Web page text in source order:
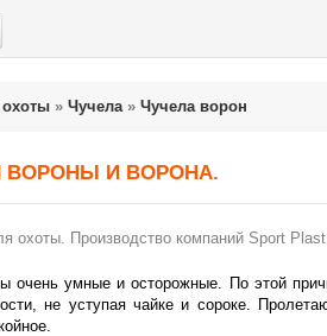
» Чучела» Чучела ворон
ВОРОНЫ И ВОРОНА.
охоты. Производство компаний Sport
очень умные и осторожные. По этой
не уступая чайке и сороке.